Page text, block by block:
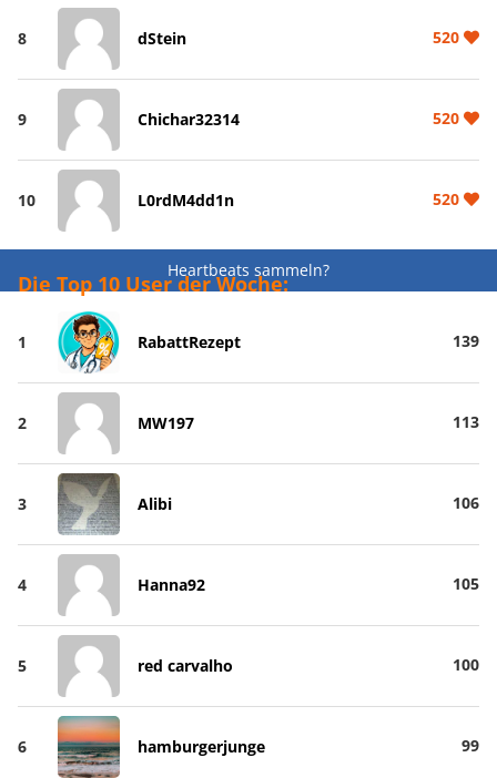
8 dStein 520
9 Chichar32314 520
10 L0rdM4dd1n 520
Heartbeats sammeln?
Die Top 10 User der Woche:
1 RabattRezept 139
2 MW197 113
3 Alibi 106
4 Hanna92 105
5 red carvalho 100
6 hamburgerjunge 99